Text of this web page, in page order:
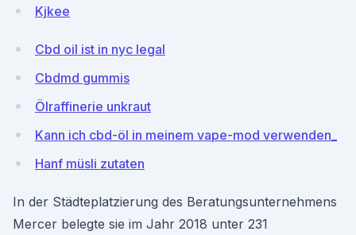
Kjkee
Cbd oil ist in nyc legal
Cbdmd gummis
Ölraffinerie unkraut
Kann ich cbd-öl in meinem vape-mod verwenden_
Hanf müsli zutaten
In der Städteplatzierung des Beratungsunternehmens
Mercer belegte sie im Jahr 2018 unter 231